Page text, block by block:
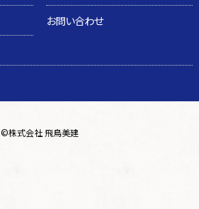
お問い合わせ
©株式会社 飛鳥美建